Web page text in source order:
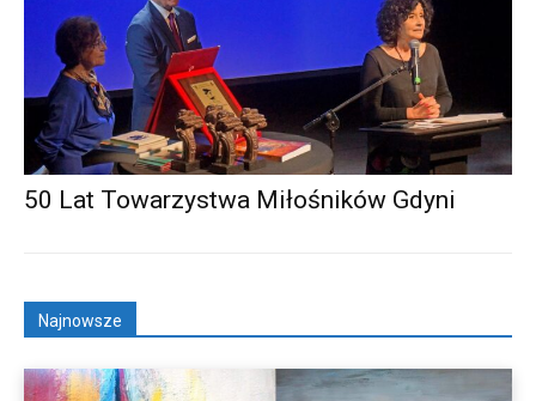
50 Lat Towarzystwa Miłośników Gdyni
Najnowsze